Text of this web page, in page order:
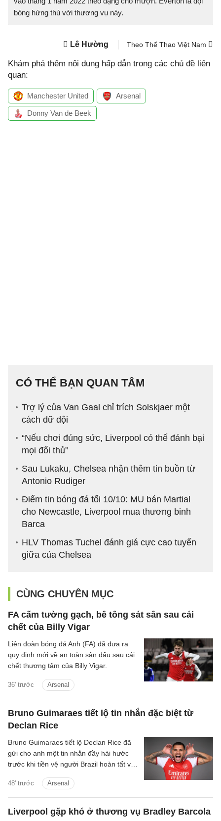
bóng hứng thú với thương vụ này.
Lê Hường Theo Thể Thao Việt Nam
Khám phá thêm nội dung hấp dẫn trong các chủ đề liên
quan:
Manchester United Arsenal
Donny Van de Beek
CÓ THỂ BẠN QUAN TÂM
Trợ lý của Van Gaal chỉ trích Solskjaer một
cách dữ dội
“Nếu chơi đúng sức, Liverpool có thể đánh bại
mọi đối thủ”
Sau Lukaku, Chelsea nhận thêm tin buồn từ
Antonio Rudiger
Điểm tin bóng đá tối 10/10: MU bán Martial
cho Newcastle, Liverpool mua thương binh
Barca
HLV Thomas Tuchel đánh giá cực cao tuyến
giữa của Chelsea
CÙNG CHUYÊN MỤC
FA cấm tường gạch, bê tông sát sân sau cái
chết của Billy Vigar
36' trước Arsenal
Liên đoàn bóng đá Anh (FA) đã đưa ra
quy định mới về an toàn sân đấu sau cái
chết thương tâm của Billy Vigar.
Bruno Guimaraes tiết lộ tin nhắn đặc biệt từ
Declan Rice
48' trước Arsenal
Bruno Guimaraes tiết lộ Declan Rice đã
gửi cho anh một tin nhắn đầy hài hước
trước khi tiền vệ người Brazil hoàn tất vụ
Arsenal.
Liverpool gặp khó ở thương vụ Bradley Barcola